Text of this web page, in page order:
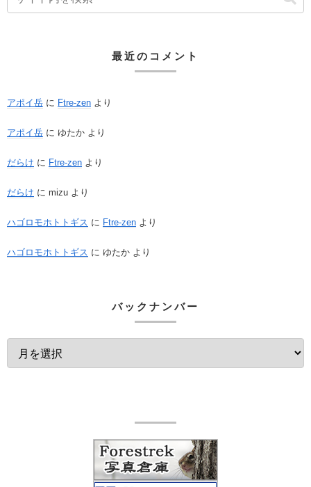
最近のコメント
アポイ岳 に Ftre-zen より
アポイ岳 に ゆたか より
だらけ に Ftre-zen より
だらけ に mizu より
ハゴロモホトトギス に Ftre-zen より
ハゴロモホトトギス に ゆたか より
バックナンバー